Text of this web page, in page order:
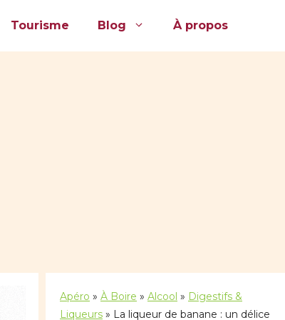
Tourisme Blog À propos
Apéro » À Boire » Alcool » Digestifs &
Liqueurs » La liqueur de banane : un délice